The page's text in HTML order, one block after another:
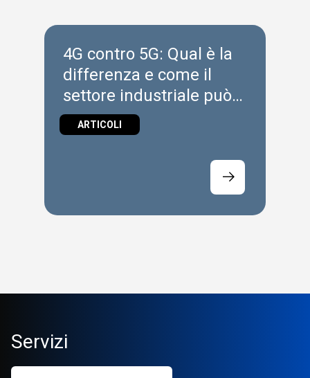
4G contro 5G: Qual è la
differenza e come il
settore industriale può
beneficiarne?
ARTICOLI
Servizi